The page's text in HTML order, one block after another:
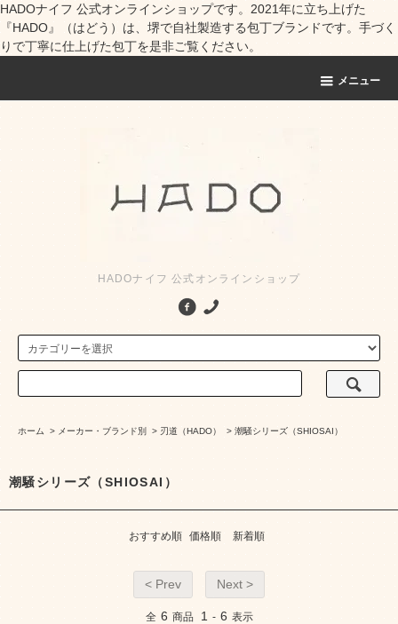
HADOナイフ 公式オンラインショップです。2021年に立ち上げた
『HADO』（はどう）は、堺で自社製造する包丁ブランドです。手づく
りで丁寧に仕上げた包丁を是非ご覧ください。
メニュー
HADOナイフ 公式オンラインショップ
ホーム > メーカー・ブランド別 > 刃道（HADO） > 潮騒シリーズ（SHIOSAI）
潮騒シリーズ（SHIOSAI）
おすすめ順 価格順 新着順
< Prev Next >
全 6 商品 1 - 6 表示